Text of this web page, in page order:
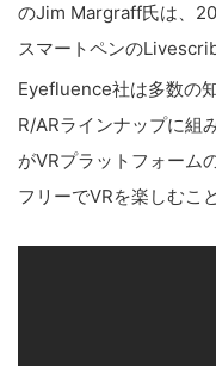
のJim Margraff氏は、
スマートペンの
Eyefluence社は多数の
R/ARラインナップに組
がVRプラットフォーム
フリーでVRを楽しむこ